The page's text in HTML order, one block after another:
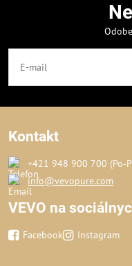
Kontakt
+421 948 900 700
info@vevopure.com
VEVO na
Facebook Instagram